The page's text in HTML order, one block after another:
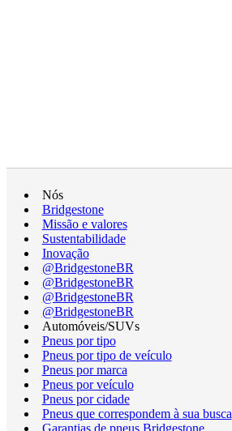
Nós
Bridgestone
Missão e valores
Sustentabilidade
Inovação
@BridgestoneBR
@BridgestoneBR
@BridgestoneBR
@BridgestoneBR
Automóveis/SUVs
Pneus por tipo
Pneus por tipo de veículo
Pneus por marca
Pneus por veículo
Pneus por cidade
Pneus que correspondem à sua busca
Garantias de pneus Bridgestone